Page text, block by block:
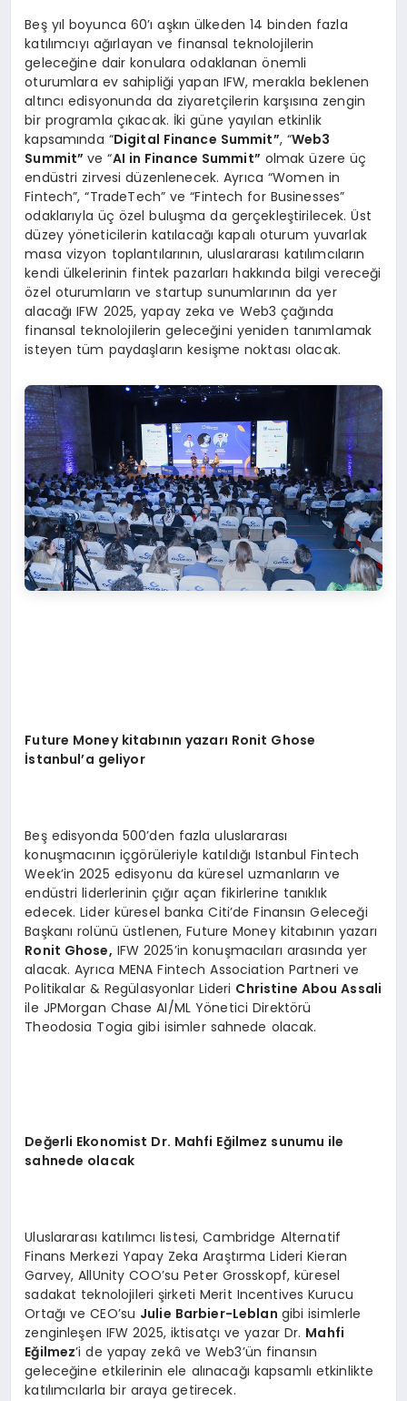
Beş yıl boyunca 60’ı aşkın ülkeden 14 binden fazla
katılımcıyı ağırlayan ve finansal teknolojilerin
geleceğine dair konulara odaklanan önemli
oturumlara ev sahipliği yapan IFW, merakla beklenen
altıncı edisyonunda da ziyaretçilerin karşısına zengin
bir programla çıkacak. İki güne yayılan etkinlik
kapsamında “Digital Finance Summit”, “Web3
Summit”ve “AI in Finance Summit” olmak üzere üç
endüstri zirvesi düzenlenecek. Ayrıca “Women in
Fintech”, “TradeTech” ve “Fintech for Businesses”
odaklarıyla üç özel buluşma da gerçekleştirilecek. Üst
düzey yöneticilerin katılacağı kapalı oturum yuvarlak
masa vizyon toplantılarının, uluslararası katılımcıların
kendi ülkelerinin fintek pazarları hakkında bilgi vereceği
özel oturumların ve startup sunumlarının da yer
alacağı IFW 2025, yapay zeka ve Web3 çağında
finansal teknolojilerin geleceğini yeniden tanımlamak
isteyen tüm paydaşların kesişme noktası olacak.
Future Money kitabının yazarı Ronit Ghose
İstanbul’a geliyor
Beş edisyonda 500’den fazla uluslararası
konuşmacının içgörüleriyle katıldığı Istanbul Fintech
Week’in 2025 edisyonu da küresel uzmanların ve
endüstri liderlerinin çığır açan fikirlerine tanıklık
edecek. Lider küresel banka Citi’de Finansın Geleceği
Başkanı rolünü üstlenen, Future Money kitabının yazarı
Ronit Ghose, IFW 2025’in konuşmacıları arasında yer
alacak. Ayrıca MENA Fintech Association Partneri ve
Politikalar & Regülasyonlar Lideri Christine Abou Assali
ile JPMorgan Chase AI/ML Yönetici Direktörü
Theodosia Togia gibi isimler sahnede olacak.
Değerli Ekonomist Dr. Mahfi Eğilmez sunumu ile
sahnede olacak
Uluslararası katılımcı listesi, Cambridge Alternatif
Finans Merkezi Yapay Zeka Araştırma Lideri Kieran
Garvey, AllUnity COO’su Peter Grosskopf, küresel
sadakat teknolojileri şirketi Merit Incentives Kurucu
Ortağı ve CEO’su Julie Barbier-Leblan gibi isimlerle
zenginleşen IFW 2025, iktisatçı ve yazar Dr. Mahfi
Eğilmez’i de yapay zekâ ve Web3’ün finansın
geleceğine etkilerinin ele alınacağı kapsamlı etkinlikte
katılımcılarla bir araya getirecek.